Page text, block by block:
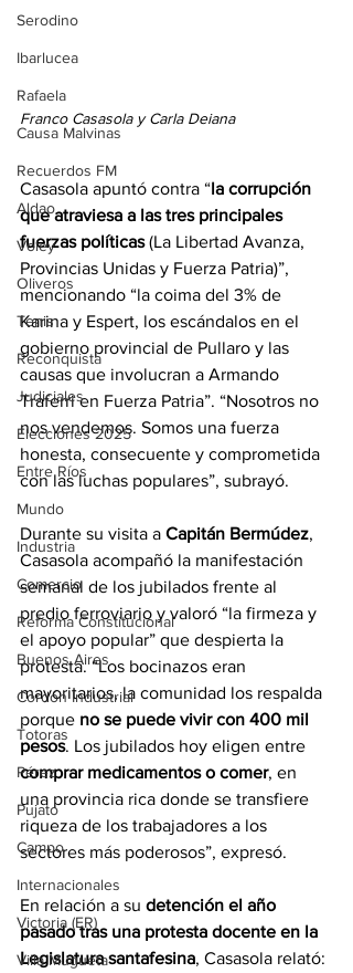
Serodino
Ibarlucea
Rafaela
Causa Malvinas
Recuerdos FM
Aldao
Voley
Oliveros
Tenis
Reconquista
Judiciales
Elecciones 2025
Entre Ríos
Mundo
Industria
Comercio
Reforma Constitucional
Buenos Aires
Cordón Industrial
Totoras
Pérez
Pujato
Campo
Internacionales
Victoria (ER)
Villa Mugueta
Franco Casasola y Carla Deiana
Casasola apuntó contra “la corrupción
que atraviesa a las tres principales
fuerzas políticas (La Libertad Avanza,
Provincias Unidas y Fuerza Patria)”,
mencionando “la coima del 3% de
Karina y Espert, los escándalos en el
gobierno provincial de Pullaro y las
causas que involucran a Armando
Traferri en Fuerza Patria”. “Nosotros no
nos vendemos. Somos una fuerza
honesta, consecuente y comprometida
con las luchas populares”, subrayó.
Durante su visita a Capitán Bermúdez,
Casasola acompañó la manifestación
semanal de los jubilados frente al
predio ferroviario y valoró “la firmeza y
el apoyo popular” que despierta la
protesta. “Los bocinazos eran
mayoritarios, la comunidad los respalda
porque no se puede vivir con 400 mil
pesos. Los jubilados hoy eligen entre
comprar medicamentos o comer, en
una provincia rica donde se transfiere
riqueza de los trabajadores a los
sectores más poderosos”, expresó.
En relación a su detención el año
pasado tras una protesta docente en la
Legislatura santafesina, Casasola relató: